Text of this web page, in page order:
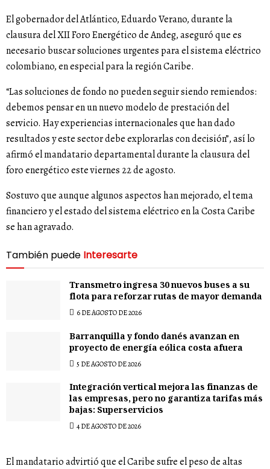
El gobernador del Atlántico, Eduardo Verano, durante la
clausura del XII Foro Energético de Andeg, aseguró que es
necesario buscar soluciones urgentes para el sistema eléctrico
colombiano, en especial para la región Caribe.
“Las soluciones de fondo no pueden seguir siendo remiendos:
debemos pensar en un nuevo modelo de prestación del
servicio. Hay experiencias internacionales que han dado
resultados y este sector debe explorarlas con decisión”, así lo
afirmó el mandatario departamental durante la clausura del
foro energético este viernes 22 de agosto.
Sostuvo que aunque algunos aspectos han mejorado, el tema
financiero y el estado del sistema eléctrico en la Costa Caribe
se han agravado.
También puede Interesarte
Transmetro ingresa 30 nuevos buses a su
flota para reforzar rutas de mayor demanda
6 DE AGOSTO DE 2026
Barranquilla y fondo danés avanzan en
proyecto de energía eólica costa afuera
5 DE AGOSTO DE 2026
Integración vertical mejora las finanzas de
las empresas, pero no garantiza tarifas más
bajas: Superservicios
4 DE AGOSTO DE 2026
El mandatario advirtió que el Caribe sufre el peso de altas